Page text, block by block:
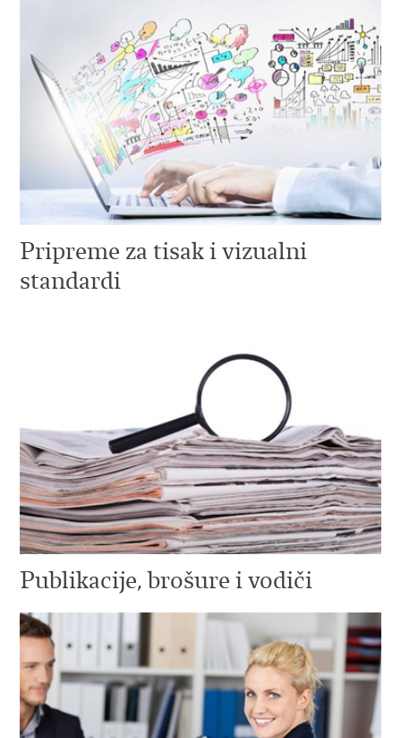
Pripreme za tisak i vizualni
standardi
Publikacije, brošure i vodiči